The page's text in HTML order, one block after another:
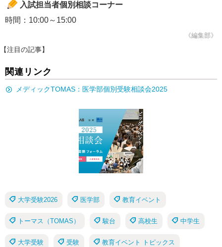
入試担当者個別相談コーナー
時間：10:00～15:00
《編集部》
【注目の記事】
関連リンク
メディックTOMAS：医学部個別受験相談会2025
大学受験2026 医学部 教育イベント
トーマス（TOMAS） 駿台 高校生 中学生
大学受験 受験 教育イベント トピックス